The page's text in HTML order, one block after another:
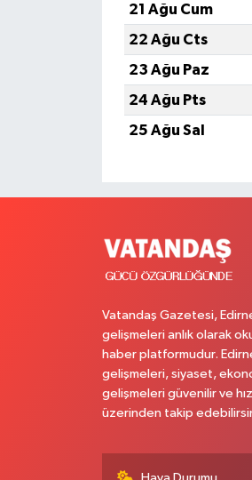
21 Ağu Cum
22 Ağu Cts
23 Ağu Paz
24 Ağu Pts
25 Ağu Sal
Vatandaş Gazetesi,
gelişmeleri anlık olarak
haber platformudur.
gelişmeleri, siyaset,
gelişmeleri güvenilir ve
üzerinden takip